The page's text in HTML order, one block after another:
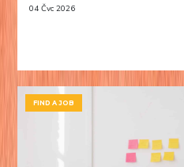
and practical trade-offs
04 Čvc 2026
FIND A JOB